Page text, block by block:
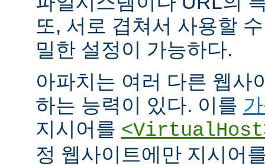
또, 서로 겹쳐서 사용할
밀한 설정이 가능하다.
아파치는 여러 다른 웹사
하는 능력이 있다. 이를
지시어를
정 웹사이트에만 지시어